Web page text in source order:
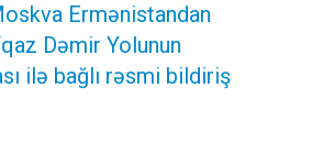
Ermənistandan
Dəmir Yolunun
ilə bağlı rəsmi bildiriş